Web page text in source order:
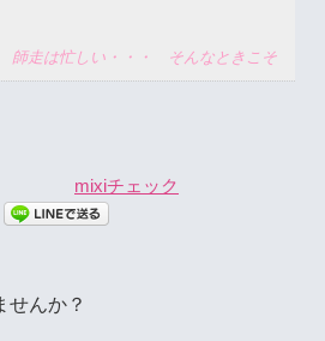
師走は忙しい・・・ そんなときこそ
mixiチェック
せんか？